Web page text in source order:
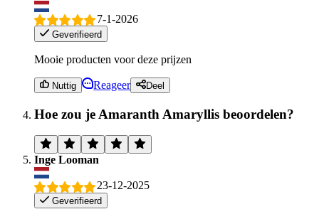
7-1-2026
Geverifieerd
Mooie producten voor deze prijzen
Nuttig Reageer Deel
Hoe zou je Amaranth Amaryllis beoordelen?
Inge Looman
23-12-2025
Geverifieerd